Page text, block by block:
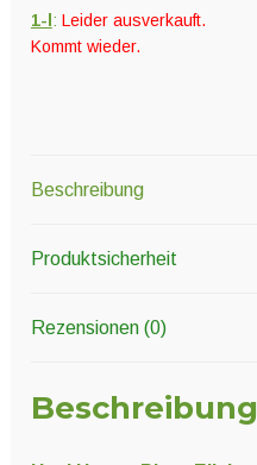
1-l : Leider ausverkauft.
Kommt wieder.
Beschreibung
Produktsicherheit
Rezensionen (0)
Beschreibung